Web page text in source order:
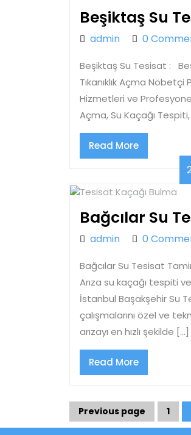
Beşiktaş Su
adminadmin
0
Beşiktaş Su Tesisat :
Tıkanıklık Açma
Hizmetleri ve
Açma, Su Kaçağı
Read MoreRead
More
Bağcılar Su
adminadmin
0
Bağcılar Su Tesisat
Arıza su kaçağı tespiti
İstanbul Başakşehir Su
çalışmalarını özel ve
arızayı en hızlı şekilde […]
Read MoreRead
More
Yazı
Previous page 1